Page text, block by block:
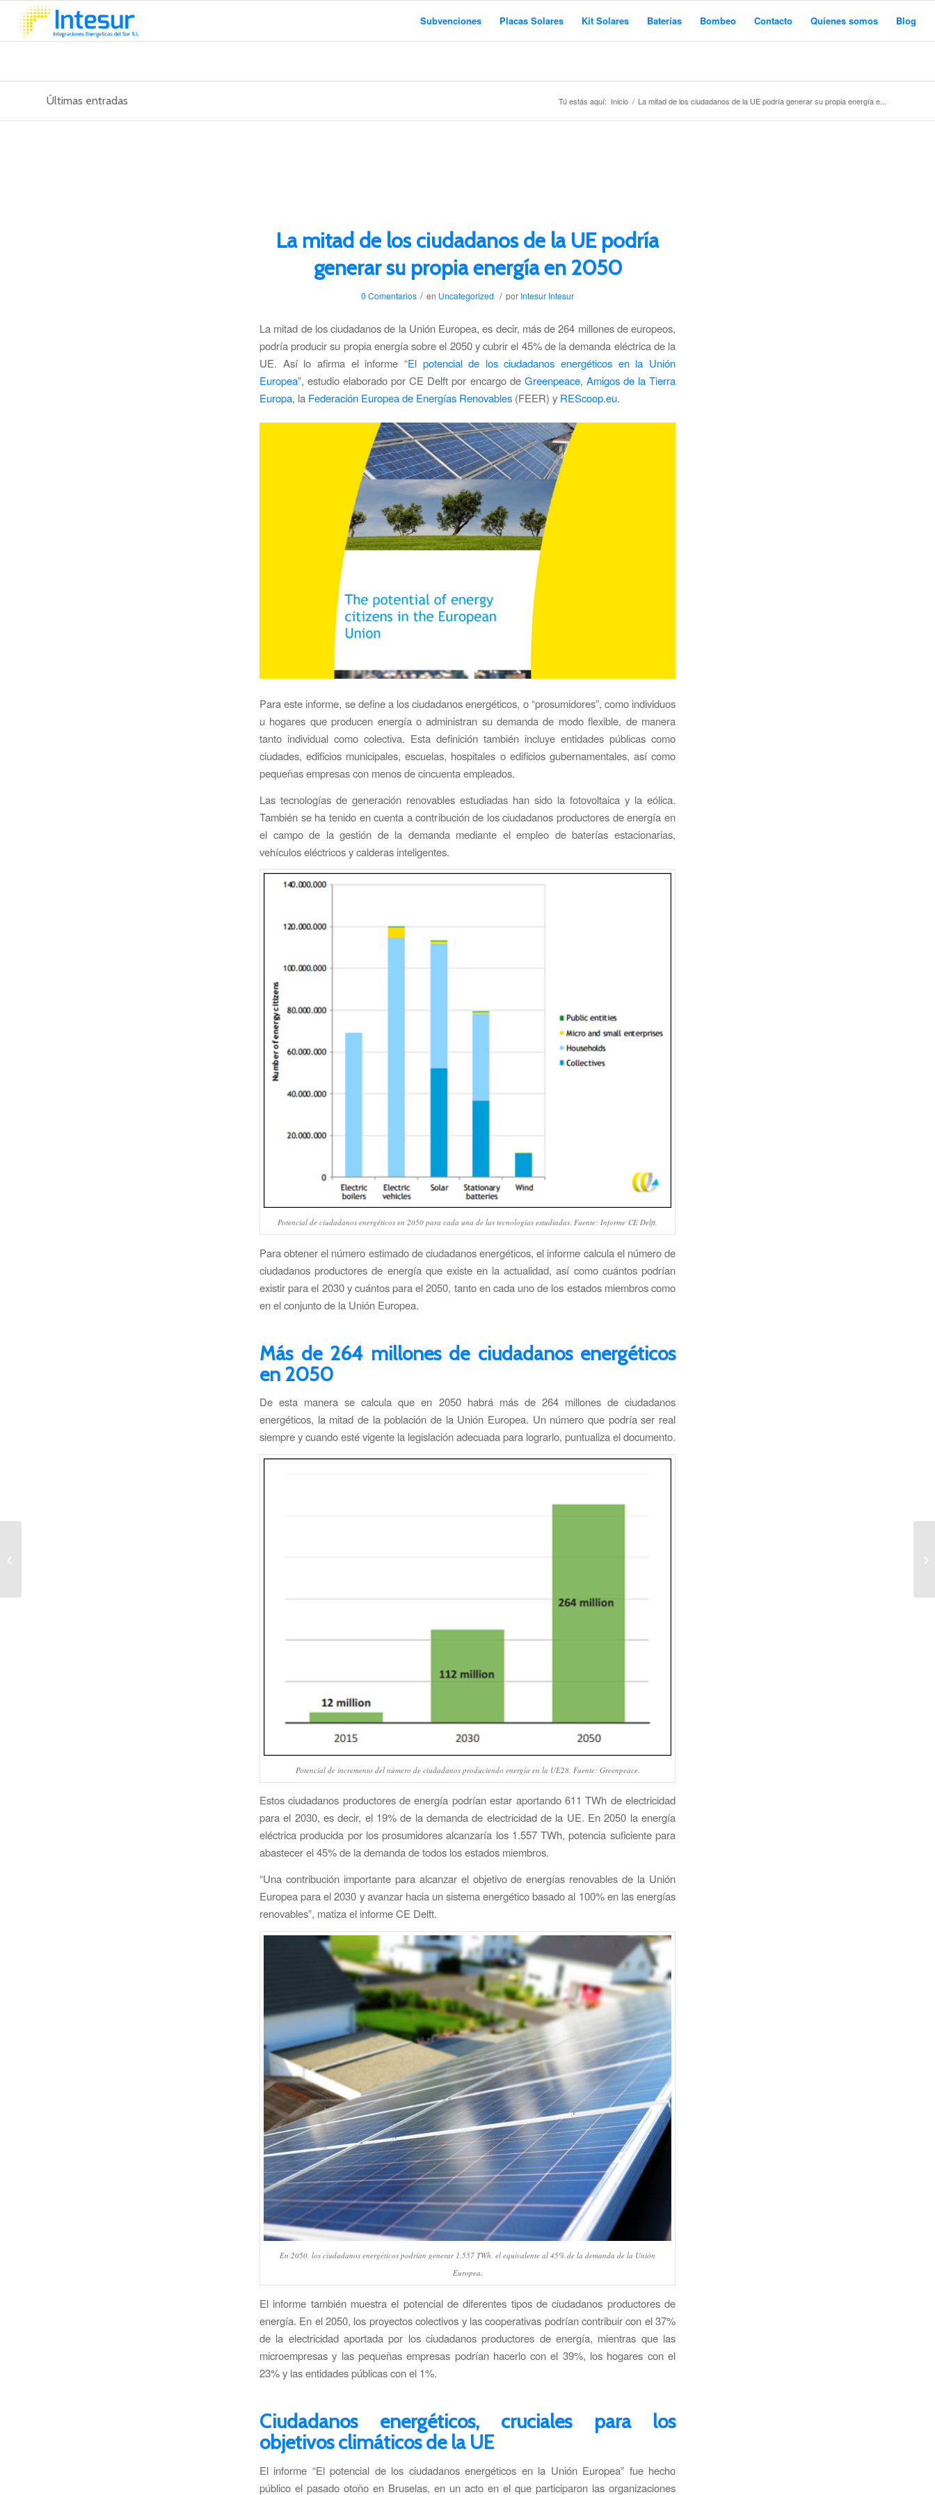
Subvenciones Placas Solares Kit Solares Baterías Bombeo Contacto Quienes somos Blog
Últimas entradas Tú estás aquí: Inicio / La mitad de los ciudadanos de la UE podría generar su propia energía e...
La mitad de los ciudadanos de la UE podría
generar su propia energía en 2050
0 Comentarios / en Uncategorized / por Intesur Intesur
La mitad de los ciudadanos de la Unión Europea, es decir, más de 264 millones de europeos,
podría producir su propia energía sobre el 2050 y cubrir el 45% de la demanda eléctrica de la
UE. Así lo afirma el informe “El potencial de los ciudadanos energéticos en la Unión
Europea”, estudio elaborado por CE Delft por encargo de Greenpeace, Amigos de la Tierra
Europa, la Federación Europea de Energías Renovables (FEER) y REScoop.eu.
Para este informe, se define a los ciudadanos energéticos, o “prosumidores”, como individuos
u hogares que producen energía o administran su demanda de modo flexible, de manera
tanto individual como colectiva. Esta definición también incluye entidades públicas como
ciudades, edificios municipales, escuelas, hospitales o edificios gubernamentales, así como
pequeñas empresas con menos de cincuenta empleados.
Las tecnologías de generación renovables estudiadas han sido la fotovoltaica y la eólica.
También se ha tenido en cuenta a contribución de los ciudadanos productores de energía en
el campo de la gestión de la demanda mediante el empleo de baterías estacionarias,
vehículos eléctricos y calderas inteligentes.
Potencial de ciudadanos energéticos en 2050 para cada una de las tecnologías estudiadas. Fuente: Informe CE Delft.
Para obtener el número estimado de ciudadanos energéticos, el informe calcula el número de
ciudadanos productores de energía que existe en la actualidad, así como cuántos podrían
existir para el 2030 y cuántos para el 2050, tanto en cada uno de los estados miembros como
en el conjunto de la Unión Europea.
Más de 264 millones de ciudadanos energéticos
en 2050
De esta manera se calcula que en 2050 habrá más de 264 millones de ciudadanos
energéticos, la mitad de la población de la Unión Europea. Un número que podría ser real
siempre y cuando esté vigente la legislación adecuada para lograrlo, puntualiza el documento.
Potencial de incremento del número de ciudadanos produciendo energía en la UE28. Fuente: Greenpeace.
Estos ciudadanos productores de energía podrían estar aportando 611 TWh de electricidad
para el 2030, es decir, el 19% de la demanda de electricidad de la UE. En 2050 la energía
eléctrica producida por los prosumidores alcanzaría los 1.557 TWh, potencia suficiente para
abastecer el 45% de la demanda de todos los estados miembros.
“Una contribución importante para alcanzar el objetivo de energías renovables de la Unión
Europea para el 2030 y avanzar hacia un sistema energético basado al 100% en las energías
renovables”, matiza el informe CE Delft.
En 2050, los ciudadanos energéticos podrían generar 1.557 TWh, el equivalente al 45% de la demanda de la Unión
Europea.
El informe también muestra el potencial de diferentes tipos de ciudadanos productores de
energía. En el 2050, los proyectos colectivos y las cooperativas podrían contribuir con el 37%
de la electricidad aportada por los ciudadanos productores de energía, mientras que las
microempresas y las pequeñas empresas podrían hacerlo con el 39%, los hogares con el
23% y las entidades públicas con el 1%.
Ciudadanos energéticos, cruciales para los
objetivos climáticos de la UE
El informe “El potencial de los ciudadanos energéticos en la Unión Europea” fue hecho
público el pasado otoño en Bruselas, en un acto en el que participaron las organizaciones